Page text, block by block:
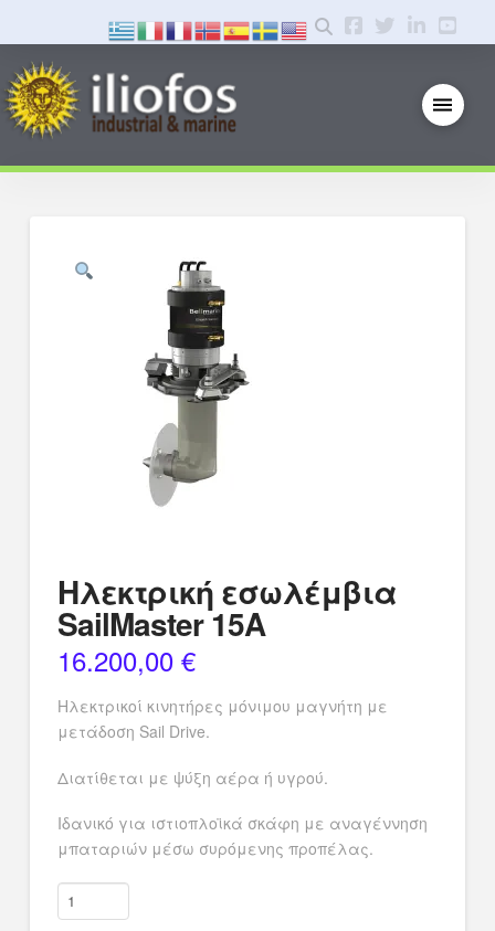
Ηλεκτρική εσωλέμβια
SailMaster 15A
16.200,00 €
Ηλεκτρικοί κινητήρες μόνιμου μαγνήτη με
μετάδοση Sail Drive.
Διατίθεται με ψύξη αέρα ή υγρού.
Ιδανικό για ιστιοπλοϊκά σκάφη με αναγέννηση
μπαταριών μέσω συρόμενης προπέλας.
Ηλεκτρική
εσωλέμβια